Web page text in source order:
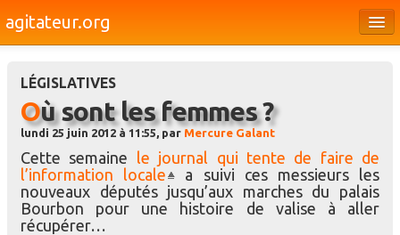
agitateur.org
Bourges & le Cher
Société
Culture
Médias
Dossiers
LÉGISLATIVES
Où sont les femmes ?
lundi 25 juin 2012 à 11:55, par Mercure Galant
Cette semaine le journal qui tente de faire de
l’information locale
a suivi ces messieurs les
nouveaux députés jusqu’aux marches du palais
Bourbon pour une histoire de valise à aller
récupérer…